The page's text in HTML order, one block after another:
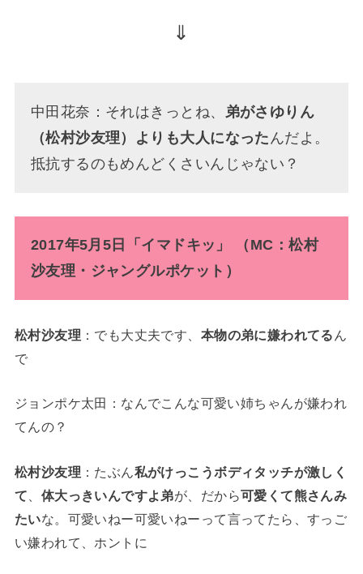
⇓
中田花奈：それはきっとね、
弟がさゆりん
（松村沙友理）よりも大人になった んだよ。
抵抗するのもめんどくさいんじゃない？
2017年5月5日「イマドキッ」 （MC：松村
沙友理・ジャングルポケット）
松村沙友理 ：でも大丈夫です、 本物の弟に嫌われてる ん
で
ジョンポケ太田：なんでこんな可愛い姉ちゃんが嫌われ
てんの？
松村沙友理 ：たぶん私がけっこうボディタッチが激しく
て
体大っきいんですよ弟が、だから可愛くて熊さんみ
たいな。可愛いねー可愛いねーって言ってたら、すっご
い嫌われて、ホントに